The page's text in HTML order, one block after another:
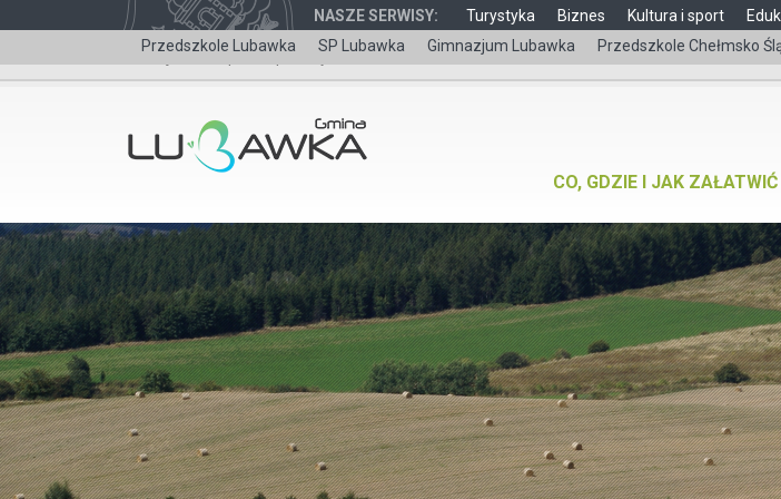
NASZE SERWISY: Turystyka Biznes Kultura i sport
Przedszkole Lubawka
SP Lubawka Gimnazjum Lubawka Przedszkole Chełmsko
Wersja dla niepełnosprawnych
CO, GDZIE I JAK ZAŁATWIĆ